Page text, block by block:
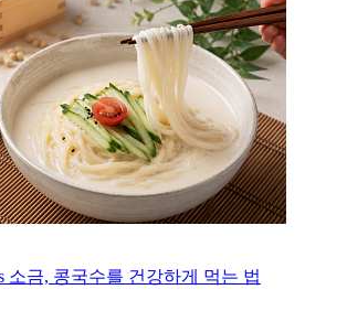
소금, 콩국수를 건강하게 먹는 법